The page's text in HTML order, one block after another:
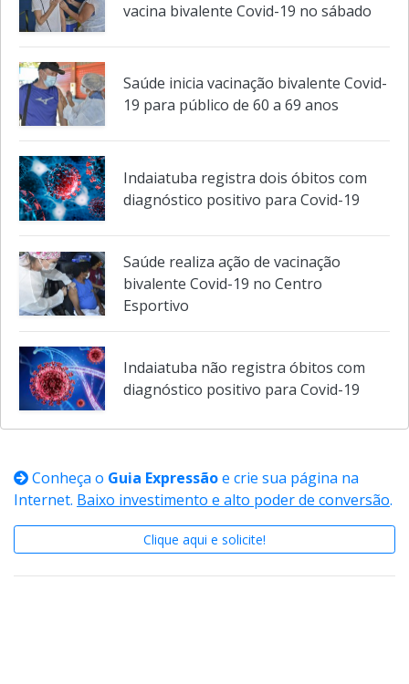
Saúde inicia vacinação bivalente Covid-
19 para público de 60 a 69 anos
Indaiatuba registra dois óbitos com
diagnóstico positivo para Covid-19
Saúde realiza ação de vacinação
bivalente Covid-19 no Centro
Esportivo
Indaiatuba não registra óbitos com
diagnóstico positivo para Covid-19
Conheça oGuia Expressãoe crie sua página na
Baixo investimento e alto poder de conversão
Clique aqui e solicite!